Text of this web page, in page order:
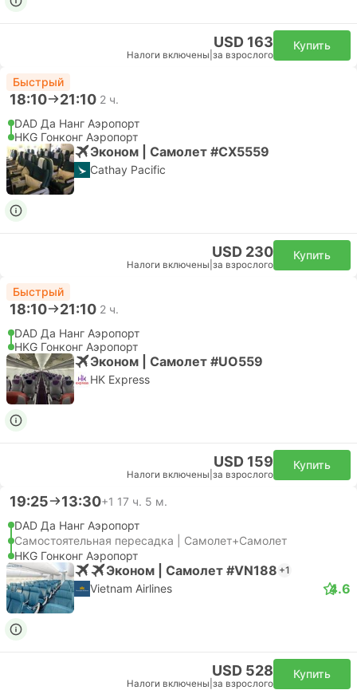
USD 163
Налоги включены за взрослого
Купить
Быстрый
18:10 21:10 2 ч.
DAD Да Нанг Аэропорт
HKG Гонконг Аэропорт
Эконом | Самолет #CX5559
Cathay Pacific
USD 230
Налоги включены за взрослого
Купить
Быстрый
18:10 21:10 2 ч.
DAD Да Нанг Аэропорт
HKG Гонконг Аэропорт
Эконом | Самолет #UO559
HK Express
USD 159
Налоги включены за взрослого
Купить
19:25 13:30+1 17 ч. 5 м.
DAD Да Нанг Аэропорт
Самостоятельная пересадка | Самолет+Самолет
HKG Гонконг Аэропорт
Эконом | Самолет #VN188 +1
Vietnam Airlines 4.6
USD 528
Налоги включены за взрослого
Купить